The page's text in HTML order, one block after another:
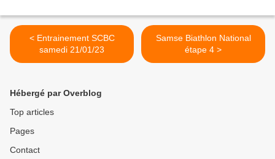
< Entrainement SCBC
samedi 21/01/23
Samse Biathlon National
étape 4 >
Hébergé par Overblog
Top articles
Pages
Contact